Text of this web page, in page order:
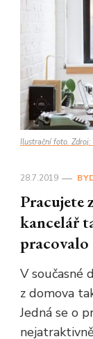
Ilustrační foto. Zdroj:
28.7.2019
Pracujete
kancelář
pracovalo
V současné
z domova
Jedná se o